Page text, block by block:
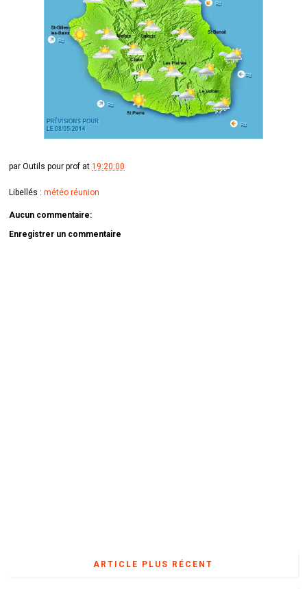
parOutils pour prof at19:20:00
Libellés :météo réunion
Aucun commentaire:
Enregistrer un commentaire
ARTICLE PLUS RÉCENT